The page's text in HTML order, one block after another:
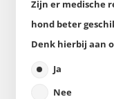
Zijn er medische
hond beter
Denk hierbij aan
Ja
Nee